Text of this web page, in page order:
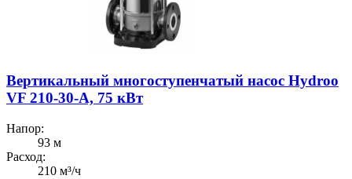
Вертикальный многоступенчатый насос Hydroo
VF 210-30-A, 75 кВт
Напор:
93 м
Расход:
210 м³/ч